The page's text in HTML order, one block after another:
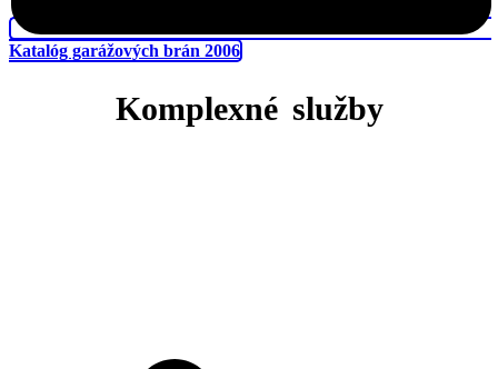
Katalóg garážových brán 2006
Komplexné služby